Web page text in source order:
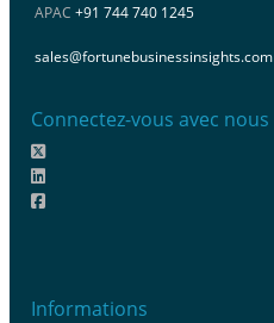
APAC +91 744 740 1245
sales@fortunebusinessinsights.com
Connectez-vous avec nous
Informations